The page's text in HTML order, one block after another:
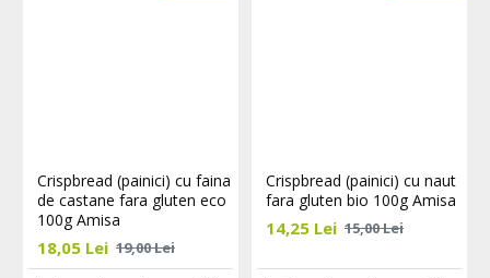
Crispbread (painici) cu faina
de castane fara gluten eco
100g Amisa
18,05 Lei 19,00 Lei
Crispbread (painici) cu naut
fara gluten bio 100g Amisa
14,25 Lei 15,00 Lei